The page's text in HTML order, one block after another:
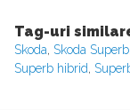
Tag-uri
Skoda, Skoda Superb
Superb hibrid,